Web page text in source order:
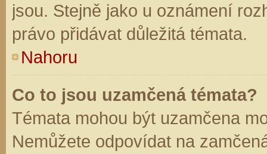
jsou. Stejně jako u oznámení
právo přidávat důležitá témata.
Nahoru
Co to jsou uzamčená témata?
Témata mohou být uzamčena
Nemůžete odpovídat na